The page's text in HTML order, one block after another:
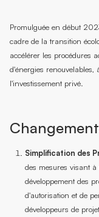
Promulguée en début
cadre de la transition
accélérer les procédures
d'énergies
l'investissement privé.
Simplification des
des mesures visant
développement des
d'autorisation et de
développeurs de